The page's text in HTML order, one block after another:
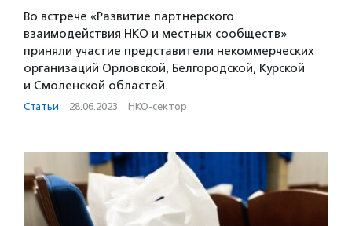
Во встрече «Развитие партнерского
взаимодействия НКО и местных сообществ»
приняли участие представители некоммерческих
организаций Орловской, Белгородской, Курской
и Смоленской областей.
Статьи · 28.06.2023 · НКО-сектор